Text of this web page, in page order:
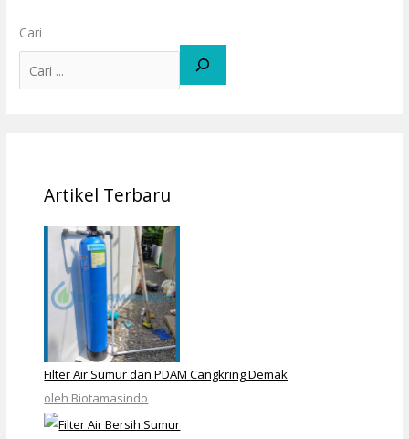
Cari
Artikel Terbaru
Filter Air Sumur dan PDAM Cangkring Demak
oleh Biotamasindo